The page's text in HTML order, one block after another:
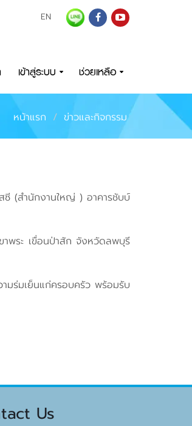
EN
เข้าสู่ระบบ ช่วยเหลือ
หน้าแรก ข่าวและกิจกรรม
(สำนักงานใหญ่ ) อาคารชับบ์
พระ เขื่อนป่าสัก จังหวัดลพบุรี
มร่มเย็นแก่ครอบครัว พร้อมรับ
Us